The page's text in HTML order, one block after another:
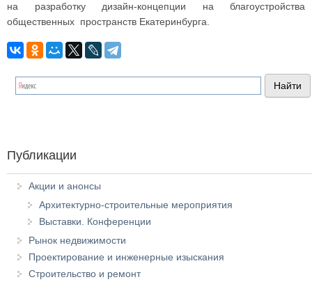
на разработку дизайн-концепции на благоустройства
общественных пространств Екатеринбурга.
Публикации
Акции и анонсы
Архитектурно-строительные мероприятия
Выставки. Конференции
Рынок недвижимости
Проектирование и инженерные изыскания
Строительство и ремонт